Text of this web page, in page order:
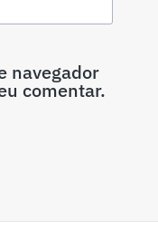
navegador
comentar.